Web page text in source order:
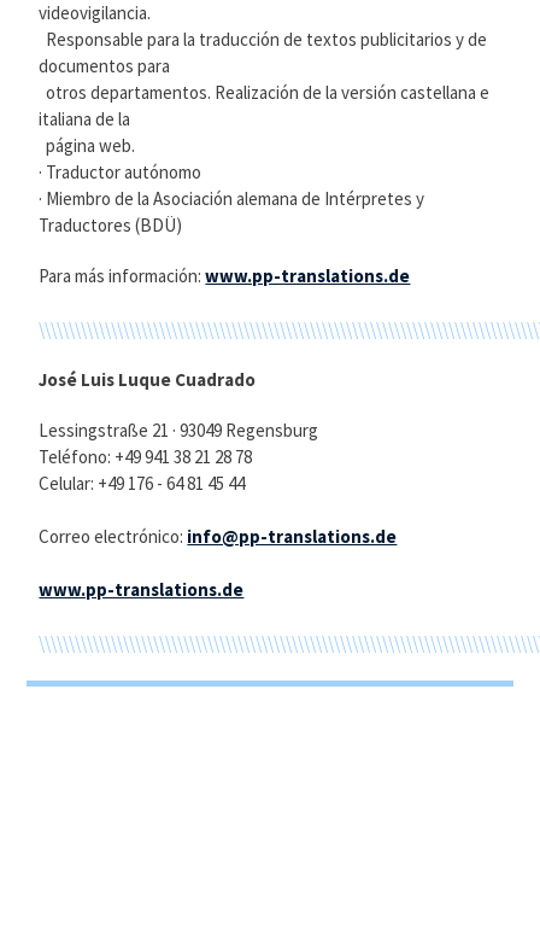
videovigilancia.
Responsable para la traducción de textos publicitarios y de
documentos para
otros departamentos. Realización de la versión castellana e
italiana de la
página web.
· Traductor autónomo
· Miembro de la Asociación alemana de Intérpretes y
Traductores (BDÜ)
Para más información:www.pp-translations.de
José Luis Luque Cuadrado
Lessingstraße 21 · 93049 Regensburg
Teléfono: +49 941 38 21 28 78
Celular: +49 176 - 64 81 45 44
Correo electrónico: info@pp-translations.de
www.pp-translations.de